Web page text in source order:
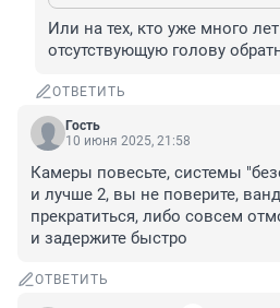
Или на тех, кто уже много
отсутствующую голову
ОТВЕТИТЬ
Гость
10 июня 2025, 21:58
Камеры повесьте, системы
и лучше 2, вы не поверите,
прекратиться, либо совсем
и задержите быстро
ОТВЕТИТЬ